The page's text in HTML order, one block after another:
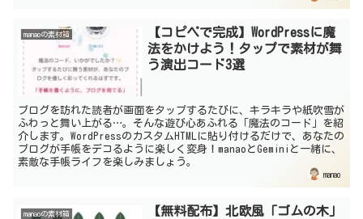
manaoの素材箱
【コピペで完成】WordPressに魔
法をかけよう！タップで素材が舞
う演出コード3選
ブログを訪れた読者が画面をタップするたびに、キラキラや紙吹雪が
ふわっと舞い上がる…。そんな遊び心あふれる「魔法のコード」を紹
介します。WordPressのカスタムHTMLに貼り付けるだけで、あなたの
ブログが手帳をデコるように楽しく変身！manaoとGeminiと一緒に、
素敵な手帳ライフを楽しみましょう。
manao
manaoの素材箱
【無料配布】北欧風「ゴムの木」